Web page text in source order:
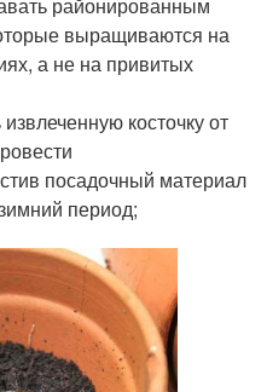
выращиваются на
а не на привитых
косточку от
посадочный материал
период;